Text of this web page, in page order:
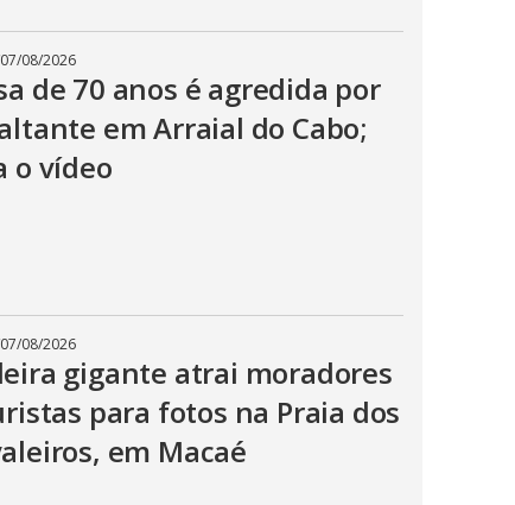
07/08/2026
de 70 anos é agredida por
em Arraial do Cabo;
o vídeo
07/08/2026
gigante atrai moradores
para fotos na Praia dos
em Macaé